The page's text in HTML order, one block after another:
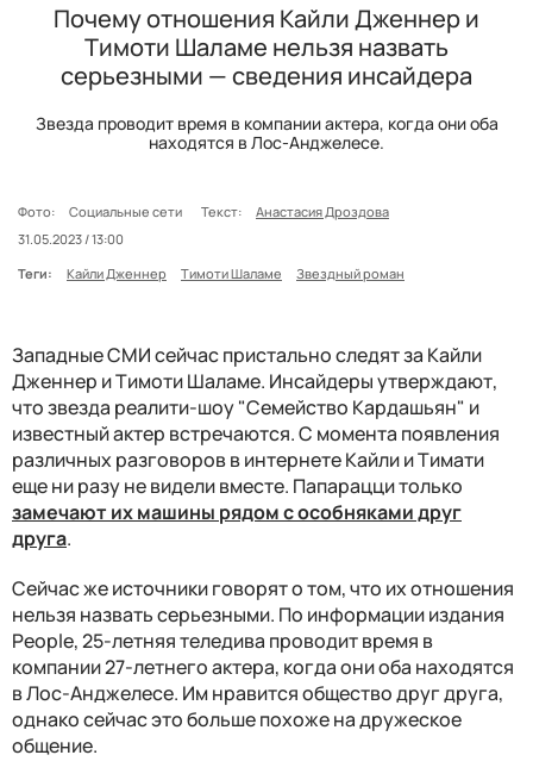
Почему отношения Кайли Дженнер и
Тимоти Шаламе нельзя назвать
серьезными — сведения инсайдера
Звезда проводит время в компании актера, когда они оба
находятся в Лос-Анджелесе.
Фото: Социальные сети Текст:
Анастасия Дроздова
31.05.2023 / 13:00
Теги:
Кайли Дженнер Тимоти Шаламе Звездный роман
Западные СМИ сейчас пристально следят за Кайли
Дженнер и Тимоти Шаламе. Инсайдеры утверждают,
что звезда реалити-шоу "Семейство Кардашьян" и
известный актер встречаются. С момента появления
различных разговоров в интернете Кайли и Тимати
еще ни разу не видели вместе. Папарацци только
замечают их машины рядом с особняками друг
друга.
Сейчас же источники говорят о том, что их отношения
нельзя назвать серьезными. По информации издания
People, 25-летняя теледива проводит время в
компании 27-летнего актера, когда они оба находятся
в Лос-Анджелесе. Им нравится общество друг друга,
однако сейчас это больше похоже на дружеское
общение.